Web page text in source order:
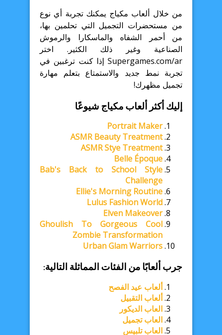
من خلال ألعاب مكياج يمكنك تجربة أي نوع
من مستحضرات التجميل التي تحلمين بها،
من أحمر الشفاه والماسكارا والرموش
الصناعية وغير ذلك الكثير. اختر
Supergames.com/ar إذا كنت ترغبين في
تجربة نمط جديد والاستمتاع بتعلم مهارة
تجميل مظهرك!
إليك أكثر ألعاب مكياج شيوعًا
Portrait Maker
ASMR Beauty Treatment
ASMR Stye Treatment
Belle Époque
Bab's Back to School Style
Challenge
Ellie's Morning Routine
Lulus Fashion World
Elven Makeover
Ghoulish To Gorgeous Cool
Zombie Transformation
Urban Glam Warriors
جرب ألعابًا من الفئات المماثلة التالية:
ألعاب عيد الفصح
ألعاب التقبيل
العاب الديكور
العاب تجميل
العاب تلبيس